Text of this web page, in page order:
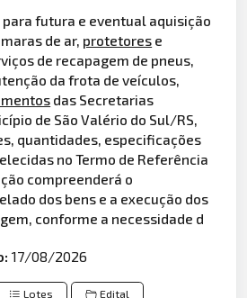
futura e eventual aquisição
de ar, protetores e
de recapagem de pneus,
da frota de veículos,
das Secretarias
de São Valério do Sul/RS,
quantidades, especificações
no Termo de Referência
compreenderá o
dos bens e a execução dos
conforme a necessidade d
17/08/2026
Lotes Edital